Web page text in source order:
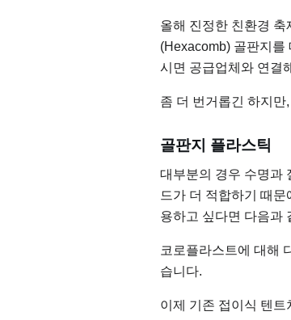
올해 진정한 친환경
(Hexacomb) 골판지를
시면 공급업체와 연결
좀 더 번거롭긴 하지만
골판지 플라스틱
대부분의 경우 수명과
드가 더 적합하기 때
용하고 싶다면 다음과
코로플라스트에 대해
습니다.
이제 기존 접이식 텐